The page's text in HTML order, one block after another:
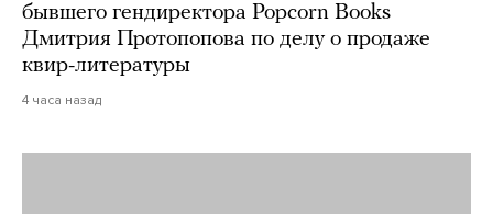
бывшего гендиректора Popcorn Books
Дмитрия Протопопова по делу о продаже
квир-литературы
4 часа назад